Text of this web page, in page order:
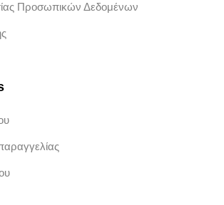
Προσωπικών Δεδομένων